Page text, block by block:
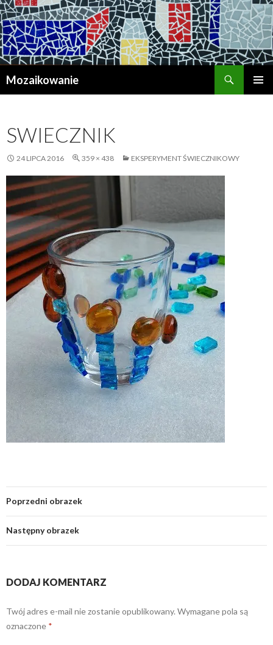
Mozaikowanie
SWIECZNIK
24 LIPCA 2016 359 × 438 EKSPERYMENT ŚWIECZNIKOWY
Poprzedni obrazek
Następny obrazek
DODAJ KOMENTARZ
Twój adres e-mail nie zostanie opublikowany. Wymagane pola są
oznaczone *